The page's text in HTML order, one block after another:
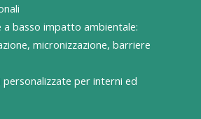
a basso impatto ambientale:
micronizzazione, barriere
personalizzate per interni ed